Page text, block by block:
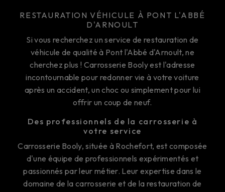
RESTAURATION VÉHICULE À PONT L'ABBÉ
D'ARNOULT
Si vous recherchez un service de restauration de
véhicule de qualité à Pont l'Abbé d'Arnoult, ne
cherchez plus ! Carrosserie Booly est l'adresse
incontournable pour redonner vie à votre voiture
après un accident, un choc ou simplement pour lui
offrir un coup de neuf.
Des professionnels de la carrosserie à
votre service
Carrosserie Booly, située à Rochefort, est composée
d'une équipe de professionnels expérimentés et
passionnés par leur métier. Leur expertise dans le
domaine de la carrosserie et de la restauration de